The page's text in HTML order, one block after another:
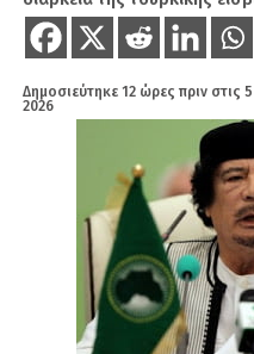
εργασιών. Σύμφωνα
αστυνομία δεν
αποτρέψει την
έγινε χρήση
πετροπόλεμος.
Ο επικεφαλής του
Κονομί, μιλώντας σε
κατήγγειλε βίαιη
διαδηλωτή,
λαιμό, έχασε τις
μεταφέρθηκε στο
Δημοσιεύτηκε 12 ώρες πριν στις
2026